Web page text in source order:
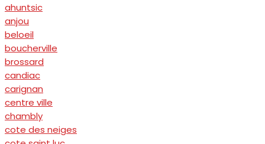
ahuntsic
anjou
beloeil
boucherville
brossard
candiac
carignan
centre ville
chambly
cote des neiges